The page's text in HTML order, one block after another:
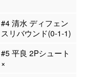
#4 清水 ディフェン
スリバウンド(0-1-1)
#5 平良 2Pシュート
×